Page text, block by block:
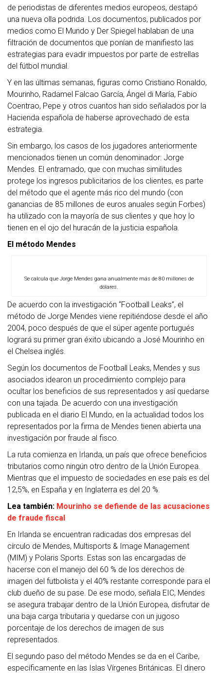
de periodistas de diferentes medios europeos, destapó
una nueva olla podrida. Los documentos, publicados por
medios como El Mundo y Der Spiegel hablaban de una
filtración de documentos que ponían de manifiesto las
estrategias para evadir impuestos por parte de estrellas
del fútbol mundial.
Y en las últimas semanas, figuras como Cristiano Ronaldo,
Mourinho, Radamel Falcao García, Ángel di María, Fabio
Coentrao, Pepe y otros cuantos han sido señalados por la
Hacienda española de haberse aprovechado de esta
estrategia.
Sin embargo, los casos de los jugadores anteriormente
mencionados tienen un común denominador: Jorge
Mendes. El entramado, que con muchas similitudes
protege los ingresos publicitarios de los clientes, es parte
del método que el agente más rico del mundo (con
ganancias de 85 millones de euros anuales según Forbes)
ha utilizado con la mayoría de sus clientes y que hoy lo
tienen en el ojo del huracán de la justicia española.
El método Mendes
Se calcula que Jorge Mendes gana anualmente más de 80 millones de
dólares.
De acuerdo con la investigación “Football Leaks”, el
método de Jorge Mendes viene repitiéndose desde el año
2004, poco después de que el súper agente portugués
logrará su primer gran éxito ubicando a José Mourinho en
el Chelsea inglés.
Según los documentos de Football Leaks, Mendes y sus
asociados idearon un procedimiento complejo para
ocultar los beneficios de sus representados y así quedarse
con una tajada. De acuerdo con una investigación
publicada en el diario El Mundo, en la actualidad todos los
representados por la firma de Mendes tienen abierta una
investigación por fraude al fisco.
La ruta comienza en Irlanda, un país que ofrece beneficios
tributarios como ningún otro dentro de la Unión Europea.
Mientras que el impuesto de sociedades en ese país es del
12,5%, en España y en Inglaterra es del 20 %.
Lea también: Mourinho se defiende de las acusaciones
de fraude fiscal
En Irlanda se encuentran radicadas dos empresas del
círculo de Mendes, Multisports & Image Management
(MIM) y Polaris Sports. Estas son las encargadas de
hacerse con el manejo del 60 % de los derechos de
imagen del futbolista y el 40% restante corresponde para el
club dueño de su pase. De ese modo, señala EIC, Mendes
se asegura trabajar dentro de la Unión Europea, disfrutar de
una baja carga tributaria y quedarse con un jugoso
porcentaje de los derechos de imagen de sus
representados.
El segundo paso del método Mendes se da en el Caribe,
específicamente en las Islas Vírgenes Británicas. El dinero